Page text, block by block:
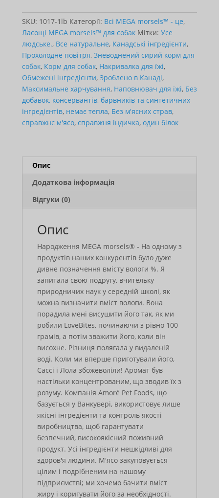
кількість
SKU: 1017-1lb Категорії: Всі MEGA morsels™ - це,
Ласощі MEGA morsels™ для собак Мітки: Усе
людське., Все натуральне, Канадські інгредієнти,
Прохолодне повітря, Зневоднений сирий корм для
собак, Корм для собак, Накривалка для їжі,
Обмежені інгредієнти, Зроблено в Канаді,
Максимальне харчування, Наповнювач для їжі, Без
добавок, консервантів, барвників та синтетичних
інгредієнтів, немає тепла, Без м'ясних страв,
справжнє м'ясо, справжня індичка, один білок
Опис
Додаткова інформація
Відгуки (0)
Опис
Народження MEGA morsels® - На одному з
продуктів наших конкурентів було дуже
дивне позначення вмісту вологи %. Я
запитала свою подругу, вчительку
природничих наук у середній школі, як
можна визначити вміст вологи. Вона
порадила мені висушити його так, як ми
робили LoveBites, починаючи з рівно 100
грамів, а потім зважити його, коли він
висохне. Різниця полягала у видаленій
воді. Коли ми вперше приготували його,
Сассі і Лола збожеволіли! Аромат був
настільки концентрованим, що зводив їх з
розуму. Компанія Amoré Pet Foods, що
базується у Ванкувері, використовує лише
якісні інгредієнти та контроль якості
виробництва, щоб гарантувати
безпечний, високоякісний поживний
продукт. Усі інгредієнти нешкідливі для
здоров'я людини. М'ясо закуповується
цілим і подрібненим на нашому
підприємстві; ми хочемо бачити вміст
жиру і коригувати його за необхідності.